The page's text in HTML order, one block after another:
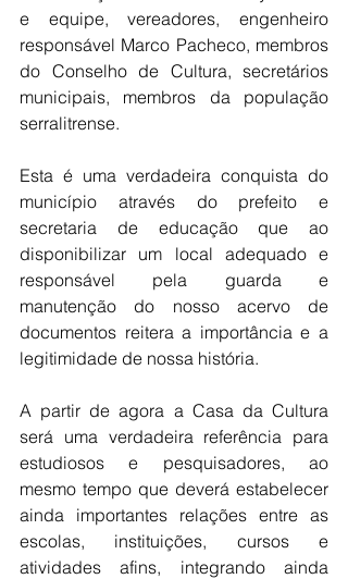
e equipe, vereadores, engenheiro
responsável Marco Pacheco, membros
do Conselho de Cultura, secretários
municipais, membros da população
serralitrense.
Esta é uma verdadeira conquista do
município através do prefeito e
secretaria de educação que ao
disponibilizar um local adequado e
responsável pela guarda e
manutenção do nosso acervo de
documentos reitera a importância e a
legitimidade de nossa história.
A partir de agora a Casa da Cultura
será uma verdadeira referência para
estudiosos e pesquisadores, ao
mesmo tempo que deverá estabelecer
ainda importantes relações entre as
escolas, instituições, cursos e
atividades afins, integrando ainda